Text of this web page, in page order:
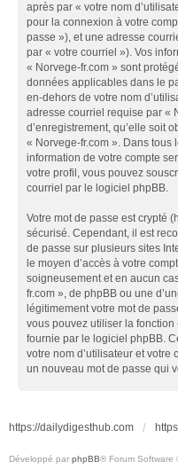
après par « votre nom
pour la connexion à votre
passe »), et une adresse
par « votre courriel »). Vos
« Norvege-fr.com » sont
données applicables dans le
en-dehors de votre nom
adresse courriel requise par «
d’enregistrement, qu’elle soit
« Norvege-fr.com ». Dans tous
information de votre compte
votre profil, vous pouvez
courriel par le logiciel phpBB.
Votre mot de passe est crypté
sécurisé. Cependant, il est
de passe sur plusieurs sites
le moyen d’accès à votre
soigneusement et en aucun
fr.com », de phpBB ou une
légitimement votre mot de
vous pouvez utiliser la fonction
fournie par le logiciel phpBB.
votre nom d’utilisateur et
un nouveau mot de passe qui
https://dailydigesthub.com
Développé par phpBB® Forum Software